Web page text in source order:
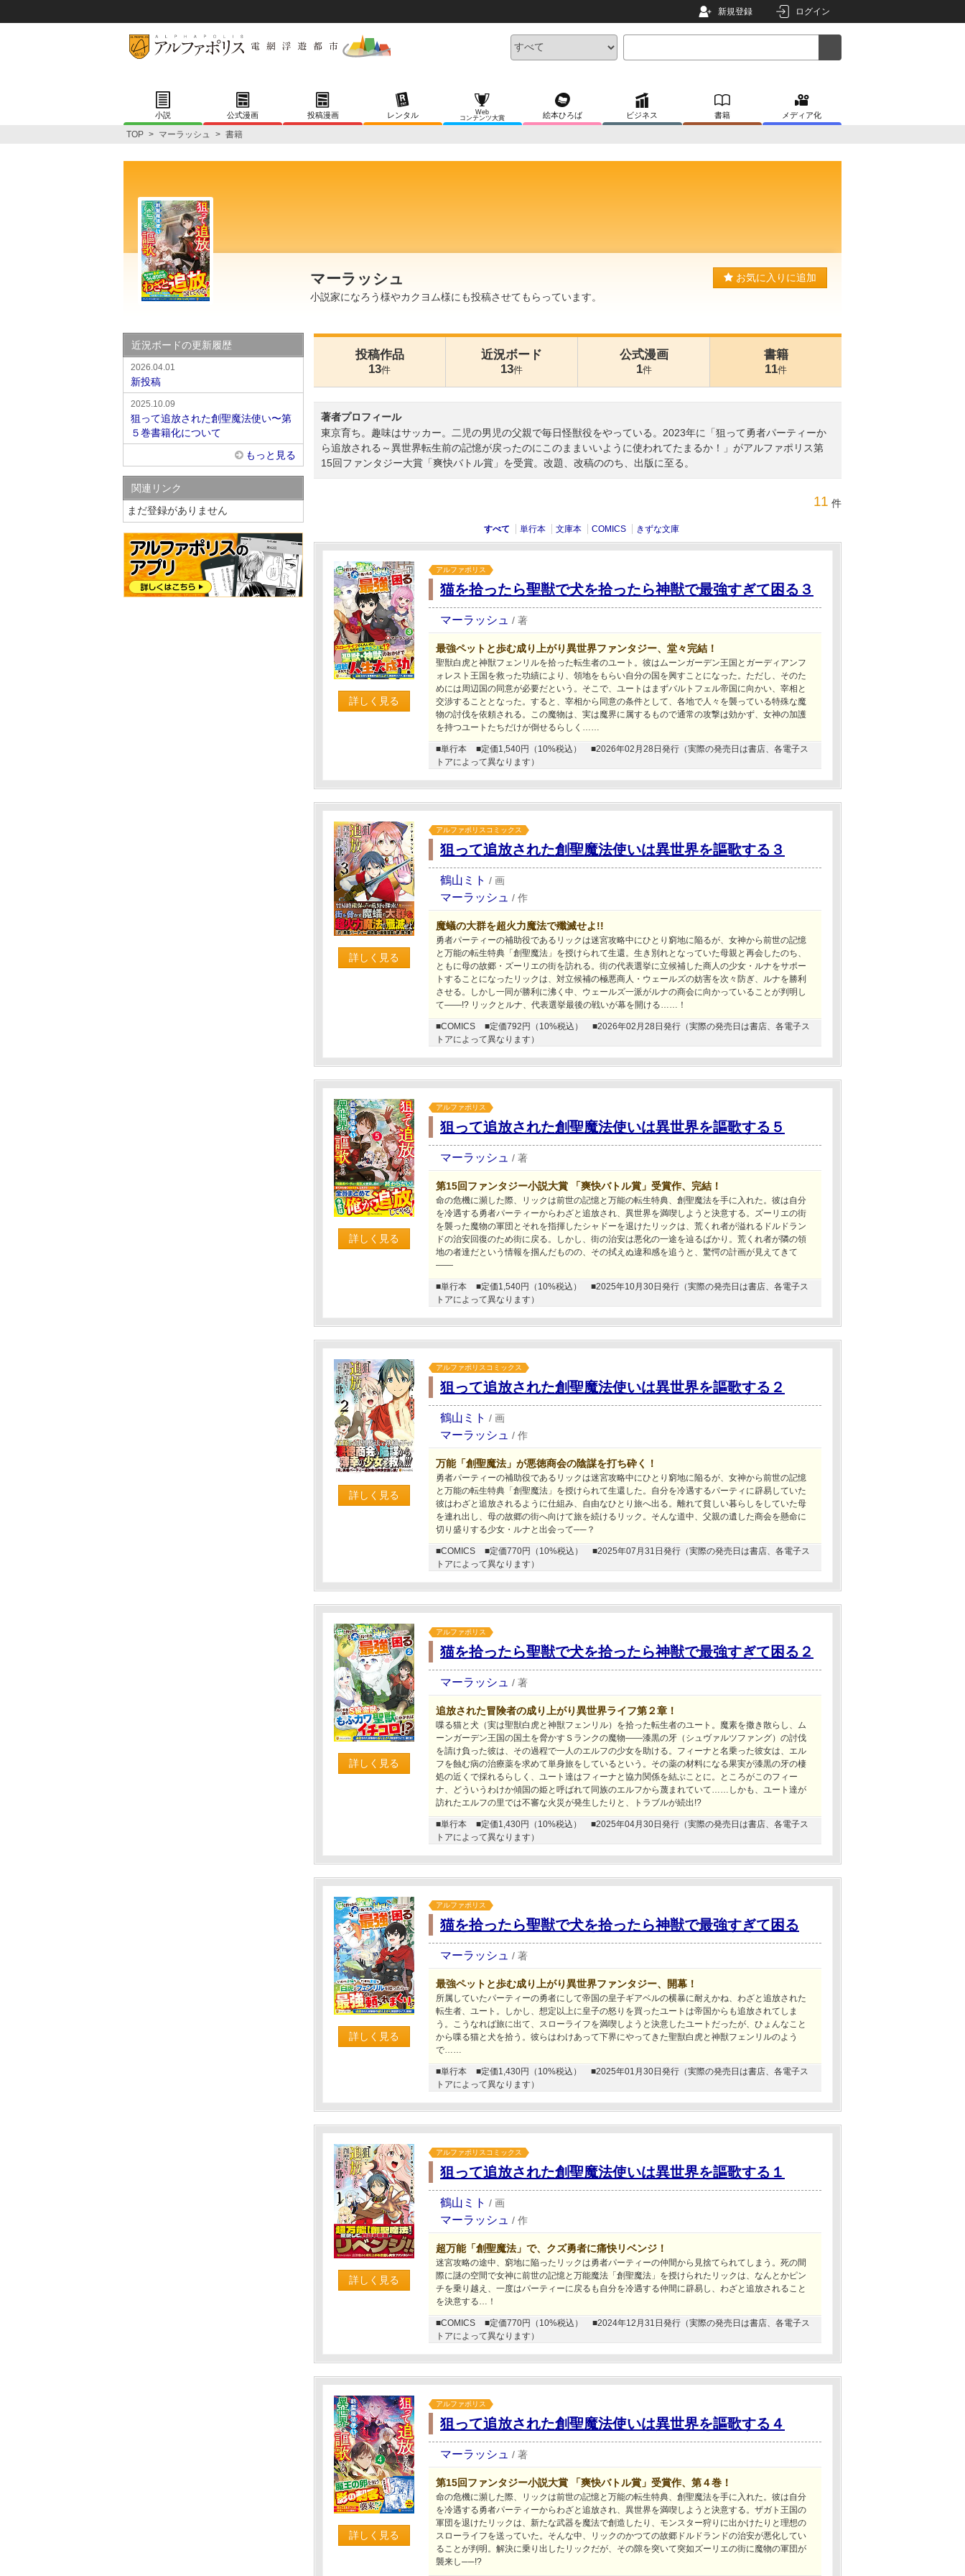
新規登録 ログイン
小説 公式漫画 投稿漫画 レンタル
Web
コンテンツ大賞
絵本ひろば ビジネス 書籍 メディア化
TOP > マーラッシュ > 書籍
マーラッシュ
小説家になろう様やカクヨム様にも投稿させてもらっています。
お気に入りに追加
投稿作品
13件
近況ボード
13件
公式漫画
1件
書籍
11件
著者プロフィール
東京育ち。趣味はサッカー。二児の男児の父親で毎日怪獣役をやっている。2023年に「狙って勇者パーティーか
ら追放される～異世界転生前の記憶が戻ったのにこのままいいように使われてたまるか！」がアルファポリス第
15回ファンタジー大賞「爽快バトル賞」を受賞。改題、改稿ののち、出版に至る。
11 件
すべて 単行本 文庫本 COMICS きずな文庫
詳しく見る
アルファポリス
猫を拾ったら聖獣で犬を拾ったら神獣で最強すぎて困る３
マーラッシュ / 著
最強ペットと歩む成り上がり異世界ファンタジー、堂々完結！
聖獣白虎と神獣フェンリルを拾った転生者のユート。彼はムーンガーデン王国とガーディアンフ
ォレスト王国を救った功績により、領地をもらい自分の国を興すことになった。ただし、そのた
めには周辺国の同意が必要だという。そこで、ユートはまずバルトフェル帝国に向かい、宰相と
交渉することとなった。すると、宰相から同意の条件として、各地で人々を襲っている特殊な魔
物の討伐を依頼される。この魔物は、実は魔界に属するもので通常の攻撃は効かず、女神の加護
を持つユートたちだけが倒せるらしく……
■単行本 ■定価1,540円（10%税込）
■2026年02月28日発行（実際の発売日は書店、各電子ス
トアによって異なります）
詳しく見る
アルファポリスコミックス
狙って追放された創聖魔法使いは異世界を謳歌する３
鶴山ミト / 画
マーラッシュ / 作
魔蟻の大群を超火力魔法で殲滅せよ!!
勇者パーティーの補助役であるリックは迷宮攻略中にひとり窮地に陥るが、女神から前世の記憶
と万能の転生特典「創聖魔法」を授けられて生還。生き別れとなっていた母親と再会したのち、
ともに母の故郷・ズーリエの街を訪れる。街の代表選挙に立候補した商人の少女・ルナをサポー
トすることになったリックは、対立候補の極悪商人・ウェールズの妨害を次々防ぎ、ルナを勝利
させる。しかし一同が勝利に沸く中、ウェールズ一派がルナの商会に向かっていることが判明し
て――!? リックとルナ、代表選挙最後の戦いが幕を開ける……！
■COMICS ■定価792円（10%税込）
■2026年02月28日発行（実際の発売日は書店、各電子ス
トアによって異なります）
詳しく見る
アルファポリス
狙って追放された創聖魔法使いは異世界を謳歌する５
マーラッシュ / 著
第15回ファンタジー小説大賞 「爽快バトル賞」受賞作、完結！
命の危機に瀕した際、リックは前世の記憶と万能の転生特典、創聖魔法を手に入れた。彼は自分
を冷遇する勇者パーティーからわざと追放され、異世界を満喫しようと決意する。ズーリエの街
を襲った魔物の軍団とそれを指揮したシャドーを退けたリックは、荒くれ者が溢れるドルドラン
ドの治安回復のため街に戻る。しかし、街の治安は悪化の一途を辿るばかり。荒くれ者が隣の領
地の者達だという情報を掴んだものの、その拭えぬ違和感を追うと、驚愕の計画が見えてきて
――
■単行本 ■定価1,540円（10%税込）
■2025年10月30日発行（実際の発売日は書店、各電子ス
トアによって異なります）
詳しく見る
アルファポリスコミックス
狙って追放された創聖魔法使いは異世界を謳歌する２
鶴山ミト / 画
マーラッシュ / 作
万能「創聖魔法」が悪徳商会の陰謀を打ち砕く！
勇者パーティーの補助役であるリックは迷宮攻略中にひとり窮地に陥るが、女神から前世の記憶
と万能の転生特典「創聖魔法」を授けられて生還した。自分を冷遇するパーティに辟易していた
彼はわざと追放されるように仕組み、自由なひとり旅へ出る。離れて貧しい暮らしをしていた母
を連れ出し、母の故郷の街へ向けて旅を続けるリック。そんな道中、父親の遺した商会を懸命に
切り盛りする少女・ルナと出会って──？
■COMICS ■定価770円（10%税込）
■2025年07月31日発行（実際の発売日は書店、各電子ス
トアによって異なります）
詳しく見る
アルファポリス
猫を拾ったら聖獣で犬を拾ったら神獣で最強すぎて困る２
マーラッシュ / 著
追放された冒険者の成り上がり異世界ライフ第２章！
喋る猫と犬（実は聖獣白虎と神獣フェンリル）を拾った転生者のユート。魔素を撒き散らし、ム
ーンガーデン王国の国土を脅かすＳランクの魔物――漆黒の牙（シュヴァルツファング）の討伐
を請け負った彼は、その過程で一人のエルフの少女を助ける。フィーナと名乗った彼女は、エル
フを蝕む病の治療薬を求めて単身旅をしているという。その薬の材料になる果実が漆黒の牙の棲
処の近くで採れるらしく、ユート達はフィーナと協力関係を結ぶことに。ところがこのフィー
ナ、どういうわけか傾国の姫と呼ばれて同族のエルフから蔑まれていて……しかも、ユート達が
訪れたエルフの里では不審な火災が発生したりと、トラブルが続出!?
■単行本 ■定価1,430円（10%税込）
■2025年04月30日発行（実際の発売日は書店、各電子ス
トアによって異なります）
詳しく見る
アルファポリス
猫を拾ったら聖獣で犬を拾ったら神獣で最強すぎて困る
マーラッシュ / 著
最強ペットと歩む成り上がり異世界ファンタジー、開幕！
所属していたパーティーの勇者にして帝国の皇子ギアベルの横暴に耐えかね、わざと追放された
転生者、ユート。しかし、想定以上に皇子の怒りを買ったユートは帝国からも追放されてしま
う。こうなれば旅に出て、スローライフを満喫しようと決意したユートだったが、ひょんなこと
から喋る猫と犬を拾う。彼らはわけあって下界にやってきた聖獣白虎と神獣フェンリルのよう
で……
■単行本 ■定価1,430円（10%税込）
■2025年01月30日発行（実際の発売日は書店、各電子ス
トアによって異なります）
詳しく見る
アルファポリスコミックス
狙って追放された創聖魔法使いは異世界を謳歌する１
鶴山ミト / 画
マーラッシュ / 作
超万能「創聖魔法」で、クズ勇者に痛快リベンジ！
迷宮攻略の途中、窮地に陥ったリックは勇者パーティーの仲間から見捨てられてしまう。死の間
際に謎の空間で女神に前世の記憶と万能魔法「創聖魔法」を授けられたリックは、なんとかピン
チを乗り越え、一度はパーティーに戻るも自分を冷遇する仲間に辟易し、わざと追放されること
を決意する…！
■COMICS ■定価770円（10%税込）
■2024年12月31日発行（実際の発売日は書店、各電子ス
トアによって異なります）
詳しく見る
アルファポリス
狙って追放された創聖魔法使いは異世界を謳歌する４
マーラッシュ / 著
第15回ファンタジー小説大賞 「爽快バトル賞」受賞作、第４巻！
命の危機に瀕した際、リックは前世の記憶と万能の転生特典、創聖魔法を手に入れた。彼は自分
を冷遇する勇者パーティーからわざと追放され、異世界を満喫しようと決意する。ザガト王国の
軍団を退けたリックは、新たな武器を魔法で創造したり、モンスター狩りに出かけたりと理想の
スローライフを送っていた。そんな中、リックのかつての故郷ドルドランドの治安が悪化してい
ることが判明。解決に乗り出したリックだが、その隙を突いて突如ズーリエの街に魔物の軍団が
襲来し──!?
近況ボードの更新履歴
2026.04.01
新投稿
2025.10.09
狙って追放された創聖魔法使い〜第
５巻書籍化について
もっと見る
関連リンク
まだ登録がありません